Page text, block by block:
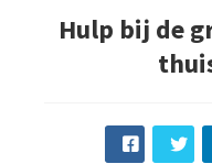
Hulp bij de